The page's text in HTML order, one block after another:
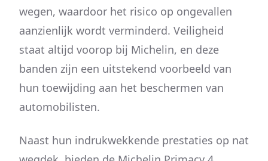
wegen, waardoor het risico op ongevallen
aanzienlijk wordt verminderd. Veiligheid
staat altijd voorop bij Michelin, en deze
banden zijn een uitstekend voorbeeld van
hun toewijding aan het beschermen van
automobilisten.
Naast hun indrukwekkende prestaties op nat